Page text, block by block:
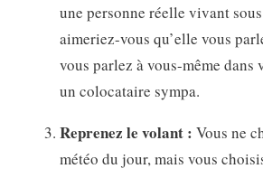
une personne réelle vivant
aimeriez-vous qu’elle vous
vous parlez à vous-même dans
un colocataire sympa.
Reprenez le volant : Vous ne
météo du jour, mais vous